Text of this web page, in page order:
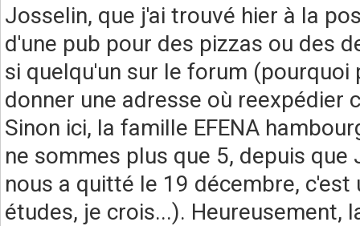
Josselin, que j'ai trouvé hier à la
d'une pub pour des pizzas ou des
si quelqu'un sur le forum
donner une adresse où reexpédier
Sinon ici, la famille EFENA
ne sommes plus que 5, depuis
nous a quitté le 19 décembre,
études, je crois...). Heureusement,